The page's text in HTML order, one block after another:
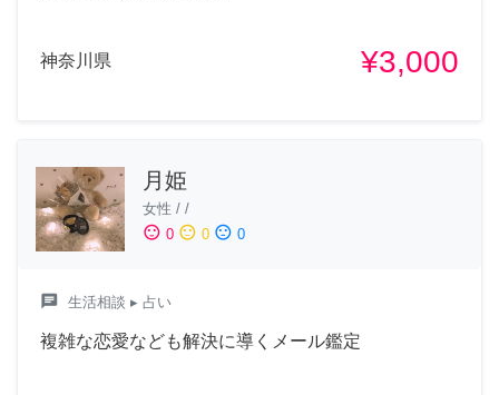
神奈川県 ¥3,000
月姫
女性 / /
sentiment_satisfied 0 sentiment_neutral 0 sentiment_dissatisfied 0
chat 生活相談 ▸ 占い
複雑な恋愛なども解決に導くメール鑑定